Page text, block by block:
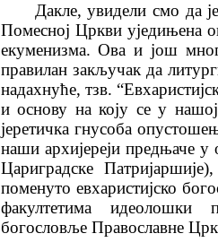
Дакле, увидели смо да
Помесној Цркви уједињена
екуменизма. Ова и још
правилан закључак да
надахнуће, тзв.
и основу на коју се у
јеретичка гнусоба
наши архијереји предњаче
Цариградске
поменуто евхаристијско
факултетима
богословље Православне